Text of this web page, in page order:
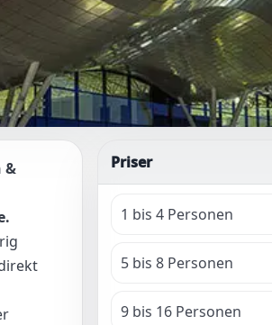
&
Priser
1 bis 4 Personen
5 bis 8 Personen
9 bis 16 Personen